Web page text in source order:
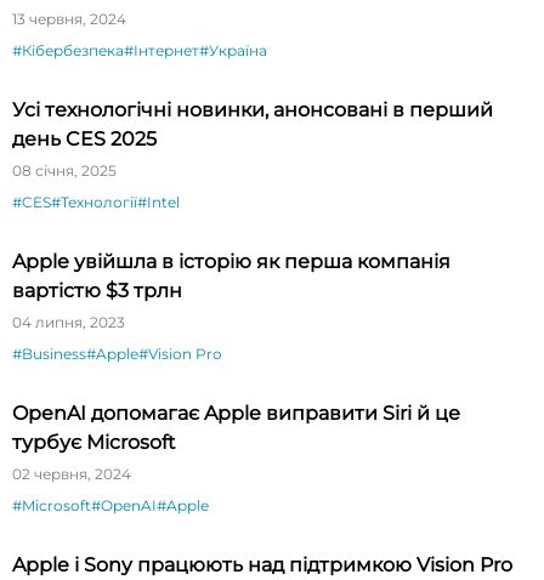
13 червня, 2024
#Кібербезпека#Інтернет#Україна
Усі технологічні новинки, анонсовані в перший
день CES 2025
08 січня, 2025
#CES#Технології#Intel
Apple увійшла в історію як перша компанія
вартістю $3 трлн
04 липня, 2023
#Business#Apple#Vision Pro
OpenAI допомагає Apple виправити Siri й це
турбує Microsoft
02 червня, 2024
#Microsoft#OpenAI#Apple
Apple і Sony працюють над підтримкою Vision Pro